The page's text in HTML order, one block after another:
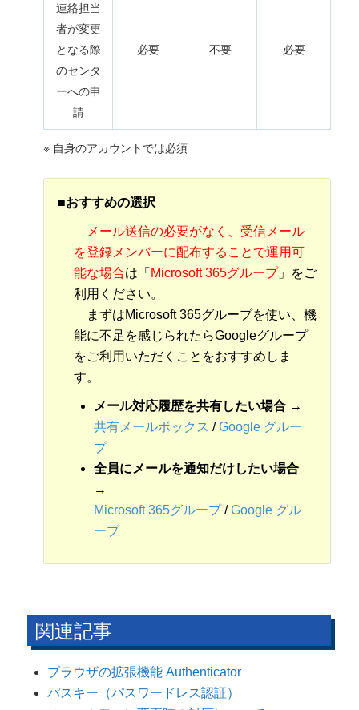
連絡担当
者が変更
となる際
のセンタ
ーへの申
請
必要 不要 必要
※ 自身のアカウントでは必須
■おすすめの選択
メール送信の必要がなく、受信メール
を登録メンバーに配布することで運用可
能な場合は「 Microsoft 365グループ」をご
利用ください。
まずはMicrosoft 365グループを使い、機
能に不足を感じられたらGoogleグループ
をご利用いただくことをおすすめしま
す。
メール対応履歴を共有したい場合 →
共有メールボックス /Google グルー
プ
全員にメールを通知だけしたい場合
→
Microsoft 365グループ/Google グル
ープ
関連記事
ブラウザの拡張機能 Authenticator
パスキー（パスワードレス認証）